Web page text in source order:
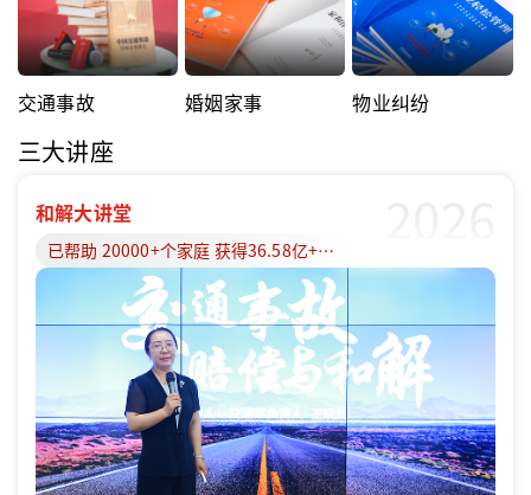
交通事故 婚姻家事 物业纠纷
三大讲座
和解大讲堂
已帮助 20000+个家庭 获得36.58亿+赔偿款